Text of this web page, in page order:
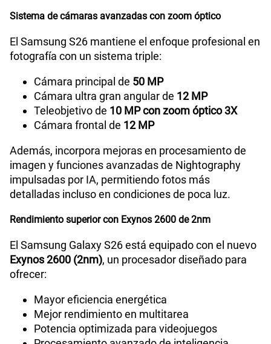
Sistema de cámaras avanzadas con zoom óptico
El Samsung S26 mantiene el enfoque profesional en
fotografía con un sistema triple:
Cámara principal de 50 MP
Cámara ultra gran angular de 12 MP
Teleobjetivo de 10 MP con zoom óptico 3X
Cámara frontal de 12 MP
Además, incorpora mejoras en procesamiento de
imagen y funciones avanzadas de Nightography
impulsadas por IA, permitiendo fotos más
detalladas incluso en condiciones de poca luz.
Rendimiento superior con Exynos 2600 de 2nm
El Samsung Galaxy S26 está equipado con el nuevo
Exynos 2600 (2nm), un procesador diseñado para
ofrecer:
Mayor eficiencia energética
Mejor rendimiento en multitarea
Potencia optimizada para videojuegos